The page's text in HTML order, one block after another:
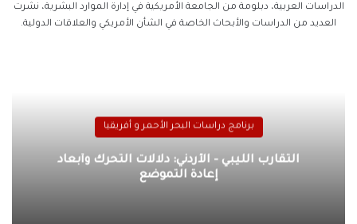
الدراسات العربية، دبلومة من الجامعة الأمريكية في إدارة الموارد البشرية، نشرت
العديد من الدراسات والأبحاث الخاصة في الشأن الأمريكي والعلاقات الدولية.
برنامج دراسات البحر الأحمر و أفريقيا
التقارب الليبي – الأردني: دلالات التحرك وأبعاد
إعادة التموضع